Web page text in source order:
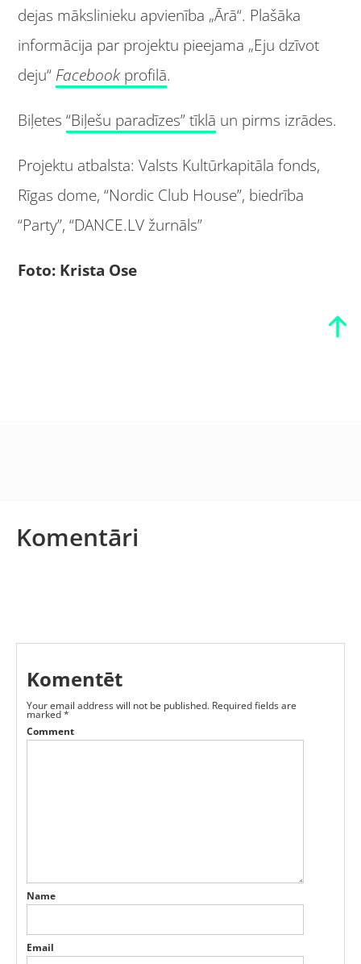
dejas mākslinieku apvienība „Ārā“. Plašāka
informācija par projektu pieejama „Eju dzīvot
deju“ Facebook profilā.
Biļetes“Biļešu paradīzes” tīklā un pirms izrādes.
Projektu atbalsta: Valsts Kultūrkapitāla fonds,
Rīgas dome, “Nordic Club House”, biedrība
“Party”, “DANCE.LV žurnāls”
Foto: Krista Ose
Komentāri
Komentēt
Your email address will not be published. Required fields are
marked*
Comment
Name
Email